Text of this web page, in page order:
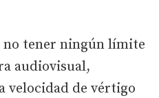
no tener ningún límite
audiovisual,
velocidad de vértigo